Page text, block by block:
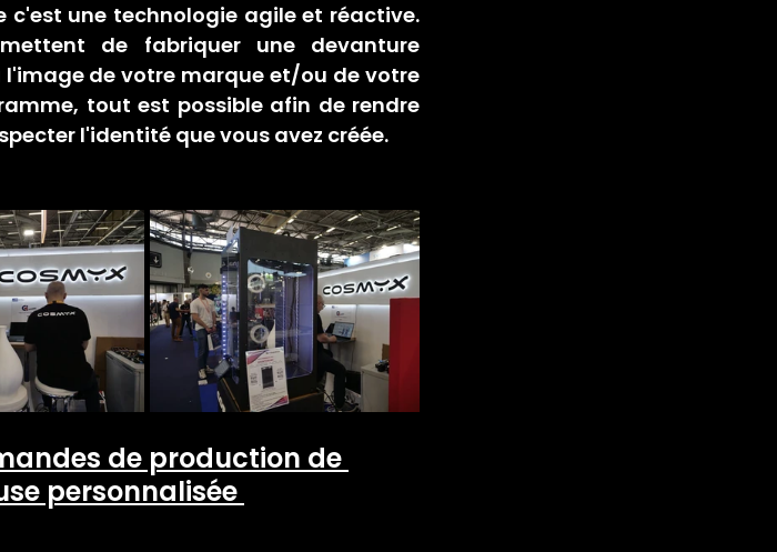
c'est une technologie agile et réactive.
de fabriquer une devanture
de votre marque et/ou de votre
tout est possible afin de rendre
l'identité que vous avez créée.
de production de
personnalisée